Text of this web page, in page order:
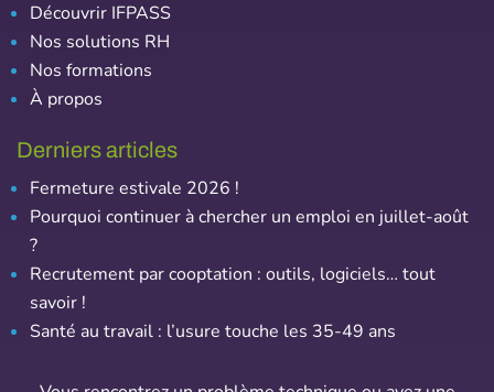
Découvrir IFPASS
Nos solutions RH
Nos formations
À propos
Derniers articles
Fermeture estivale 2026 !
Pourquoi continuer à chercher un emploi en juillet-août
?
Recrutement par cooptation : outils, logiciels… tout
savoir !
Santé au travail : l’usure touche les 35-49 ans